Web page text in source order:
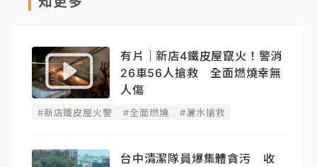
有片｜新店4鐵皮屋竄火！警消
26車56人搶救 全面燃燒幸無
人傷
#新店鐵皮屋火警 #全面燃燒 #灑水搶救
台中清潔隊員爆集體貪污 收